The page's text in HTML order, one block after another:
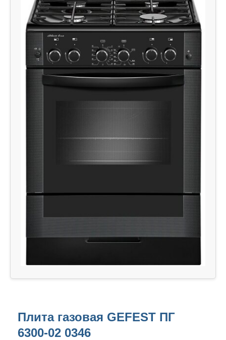
Плита газовая GEFEST ПГ
6300-02 0346